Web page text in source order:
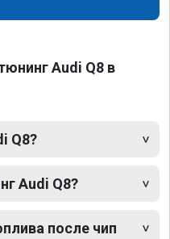
Audi Q8 в
Q8?
Audi Q8?
после чип